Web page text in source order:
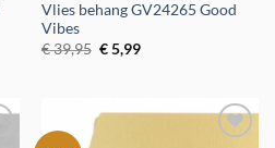
Vlies behang GV24265 Good
Vibes
€39,95 Oorspronkelijke
prijs
€5,99Huidige